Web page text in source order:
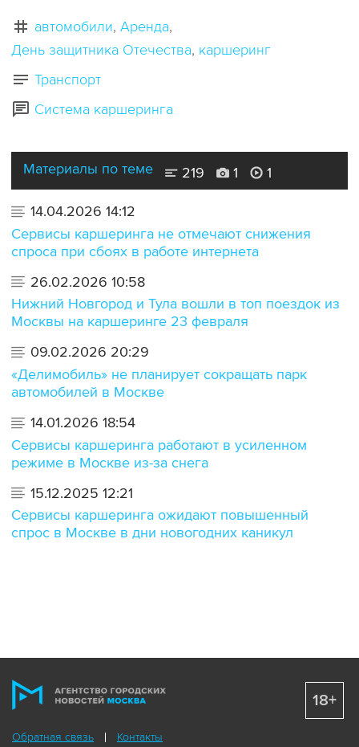
автомобили Аренда
День защитника Отечества каршеринг
Транспорт
Система каршеринга
Материалы по теме 219 1 1
14.04.2026 14:12
Сервисы каршеринга не отмечают снижения
спроса при сбоях в работе интернета
26.02.2026 10:58
Нижний Новгород и Тула вошли в топ поездок из
Москвы на каршеринге 23 февраля
09.02.2026 20:29
«Делимобиль» не планирует сокращать парк
автомобилей в Москве
14.01.2026 18:54
Сервисы каршеринга работают в усиленном
режиме в Москве из-за снега
15.12.2025 12:21
Сервисы каршеринга ожидают повышенный
спрос в Москве в дни новогодних каникул
Обратная связь Контакты
18+